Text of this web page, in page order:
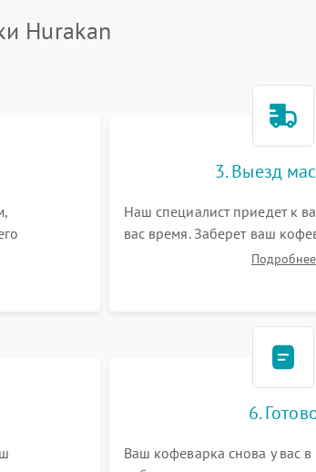
Hurakan
3. Выезд
Наш специалист приедет к
вас время. Заберет ваш
на склад для диагностики.
Подробнее
6.
Ваш кофеварка снова у вас